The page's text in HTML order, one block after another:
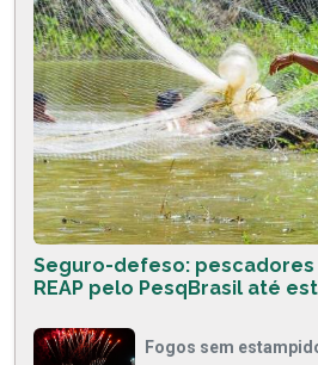
Seguro-defeso:
REAP pelo PesqBrasil até
Fogos sem